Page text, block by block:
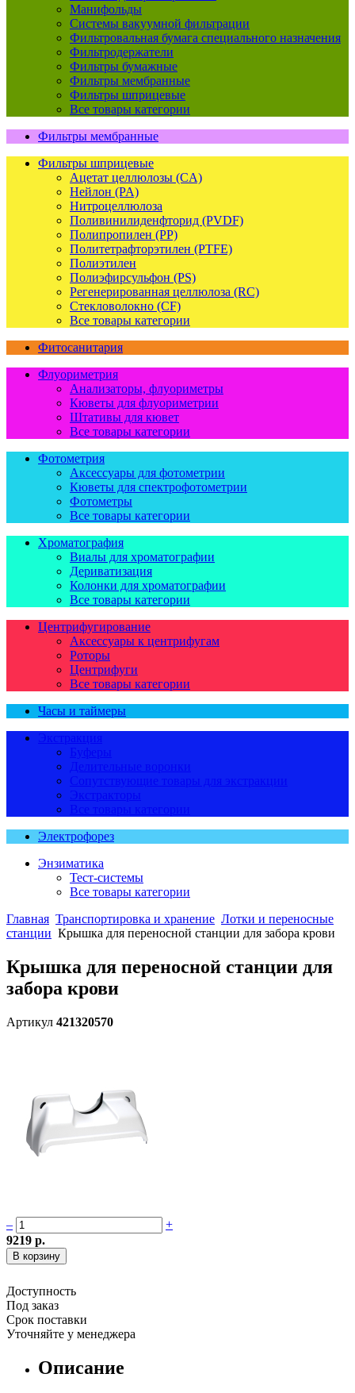
Манифольды
Системы вакуумной фильтрации
Фильтровальная бумага специального назначения
Фильтродержатели
Фильтры бумажные
Фильтры мембранные
Фильтры шприцевые
Все товары категории
Фильтры мембранные
Фильтры шприцевые
Ацетат целлюлозы (CA)
Нейлон (PA)
Нитроцеллюлоза
Поливинилиденфторид (PVDF)
Полипропилен (PP)
Политетрафторэтилен (PTFE)
Полиэтилен
Полиэфирсульфон (PS)
Регенерированная целлюлоза (RC)
Стекловолокно (CF)
Все товары категории
Фитосанитария
Флуориметрия
Анализаторы, флуориметры
Кюветы для флуориметрии
Штативы для кювет
Все товары категории
Фотометрия
Аксессуары для фотометрии
Кюветы для спектрофотометрии
Фотометры
Все товары категории
Хроматография
Виалы для хроматографии
Дериватизация
Колонки для хроматографии
Все товары категории
Центрифугирование
Аксессуары к центрифугам
Роторы
Центрифуги
Все товары категории
Часы и таймеры
Экстракция
Буферы
Делительные воронки
Сопутствующие товары для экстракции
Экстракторы
Все товары категории
Электрофорез
Энзиматика
Тест-системы
Все товары категории
Главная Транспортировка и хранение Лотки и переносные
станции Крышка для переносной станции для забора крови
Крышка для переносной станции для
забора крови
Артикул 421320570
–
+
9219 р.
Доступность
Под заказ
Срок поставки
Уточняйте у менеджера
Описание